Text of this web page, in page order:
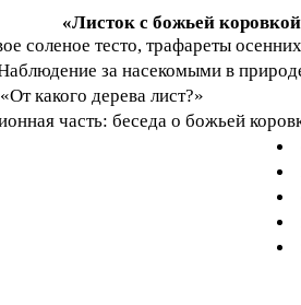
«Листок с божьей
тесто, трафареты осенних
за насекомыми в природе
какого дерева лист?»
часть: беседа о божьей